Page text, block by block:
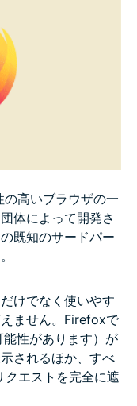
高いブラウザの一
体によって開発さ
既知のサードパー
けでなく使いやす
ません。Firefoxで
性があります）が
されるほか、すべ
エストを完全に遮